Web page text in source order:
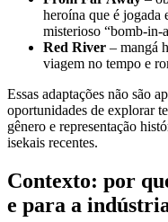
heroína que é jogada
misterioso
Red River – mangá
viagem no tempo e
Essas adaptações não são
oportunidades de explorar
gênero e representação
isekais recentes.
Contexto: por
e para a